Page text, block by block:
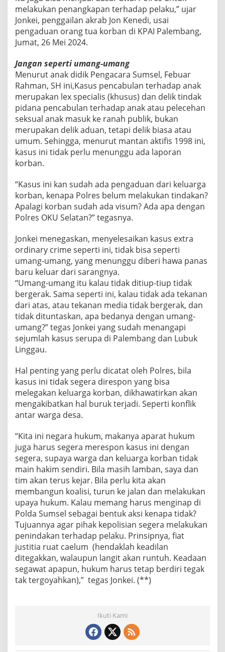
melakukan penangkapan terhadap pelaku,” ujar
Jonkei, penggailan akrab Jon Kenedi, usai
pengaduan orang tua korban di KPAI Palembang,
Jumat, 26 Mei 2024.
Jangan seperti umang-umang
Menurut anak didik Pengacara Sumsel, Febuar
Rahman, SH ini,Kasus pencabulan terhadap anak
merupakan lex specialis (khusus) dan delik tindak
pidana pencabulan terhadap anak atau pelecehan
seksual anak masuk ke ranah publik, bukan
merupakan delik aduan, tetapi delik biasa atau
umum. Sehingga, menurut mantan aktifis 1998 ini,
kasus ini tidak perlu menunggu ada laporan
korban.
“Kasus ini kan sudah ada pengaduan dari keluarga
korban, kenapa Polres belum melakukan tindakan?
Apalagi korban sudah ada visum? Ada apa dengan
Polres OKU Selatan?” tegasnya.
Jonkei menegaskan, menyelesaikan kasus extra
ordinary crime seperti ini, tidak bisa seperti
umang-umang, yang menunggu diberi hawa panas
baru keluar dari sarangnya.
“Umang-umang itu kalau tidak ditiup-tiup tidak
bergerak. Sama seperti ini, kalau tidak ada tekanan
dari atas, atau tekanan media tidak bergerak, dan
tidak dituntaskan, apa bedanya dengan umang-
umang?” tegas Jonkei yang sudah menangapi
sejumlah kasus serupa di Palembang dan Lubuk
Linggau.
Hal penting yang perlu dicatat oleh Polres, bila
kasus ini tidak segera direspon yang bisa
melegakan keluarga korban, dikhawatirkan akan
mengakibatkan hal buruk terjadi. Seperti konflik
antar warga desa.
“Kita ini negara hukum, makanya aparat hukum
juga harus segera merespon kasus ini dengan
segera, supaya warga dan keluarga korban tidak
main hakim sendiri. Bila masih lamban, saya dan
tim akan terus kejar. Bila perlu kita akan
membangun koalisi, turun ke jalan dan melakukan
upaya hukum. Kalau memang harus menginap di
Polda Sumsel sebagai bentuk aksi kenapa tidak?
Tujuannya agar pihak kepolisian segera melakukan
penindakan terhadap pelaku. Prinsipnya, fiat
justitia ruat caelum (hendaklah keadilan
ditegakkan, walaupun langit akan runtuh. Keadaan
segawat apapun, hukum harus tetap berdiri tegak
tak tergoyahkan),” tegas Jonkei. (**)
Ikuti Kami